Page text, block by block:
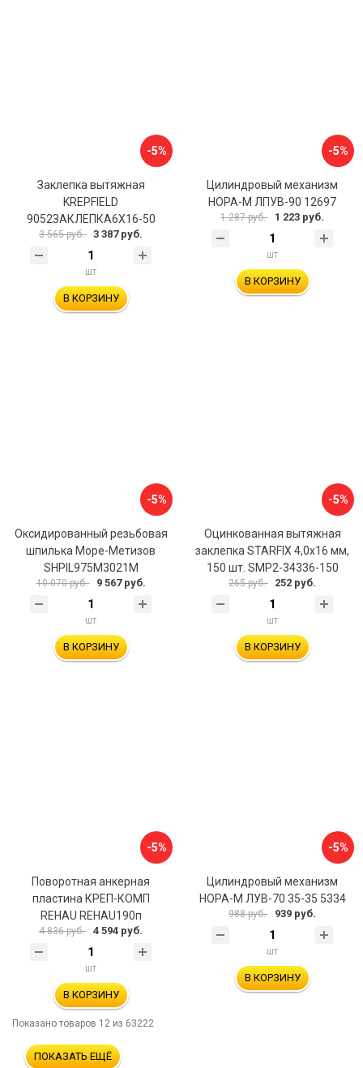
-5%
Заклепка вытяжная
KREPFIELD
9052ЗАКЛЕПКА6Х16-50
3 565 руб. 3 387 руб.
шт
В КОРЗИНУ
-5%
Цилиндровый механизм
НОРА-М ЛПУВ-90 12697
1 287 руб. 1 223 руб.
шт
В КОРЗИНУ
-5%
Оксидированный резьбовая
шпилька Море-Метизов
SHPIL975M3021M
10 070 руб. 9 567 руб.
шт
В КОРЗИНУ
-5%
Оцинкованная вытяжная
заклепка STARFIX 4,0x16 мм,
150 шт. SMP2-34336-150
265 руб. 252 руб.
шт
В КОРЗИНУ
-5%
Поворотная анкерная
пластина КРЕП-КОМП
REHAU REHAU190п
4 836 руб. 4 594 руб.
шт
В КОРЗИНУ
-5%
Цилиндровый механизм
НОРА-М ЛУВ-70 35-35 5334
988 руб. 939 руб.
шт
В КОРЗИНУ
Показано товаров 12 из 63222
ПОКАЗАТЬ ЕЩЁ